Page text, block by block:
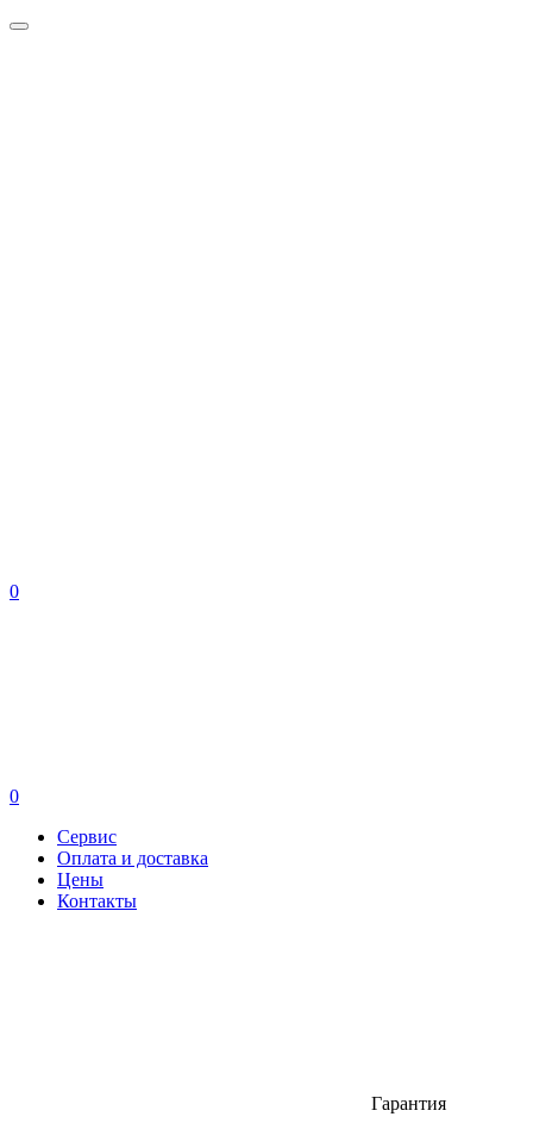
0
0
Сервис
Оплата и доставка
Цены
Контакты
Гарантия